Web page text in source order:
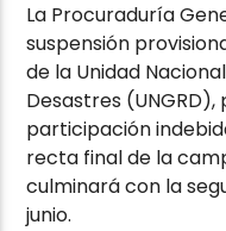
La Procuraduría
suspensión
de la Unidad
Desastres
participación
recta final de la
culminará con la
junio.